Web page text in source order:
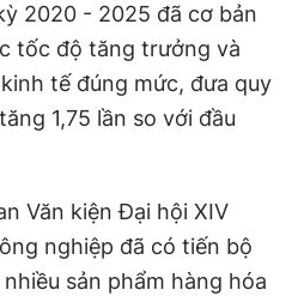
2020 - 2025 đã cơ bản
tốc độ tăng trưởng và
tế đúng mức, đưa quy
1,75 lần so với đầu
Văn kiện Đại hội XIV
nghiệp đã có tiến bộ
sản phẩm hàng hóa